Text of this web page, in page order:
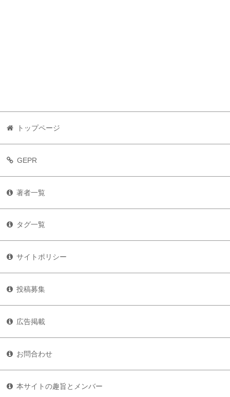
トップページ
GEPR
著者一覧
タグ一覧
サイトポリシー
投稿募集
広告掲載
お問合わせ
本サイトの趣旨とメンバー